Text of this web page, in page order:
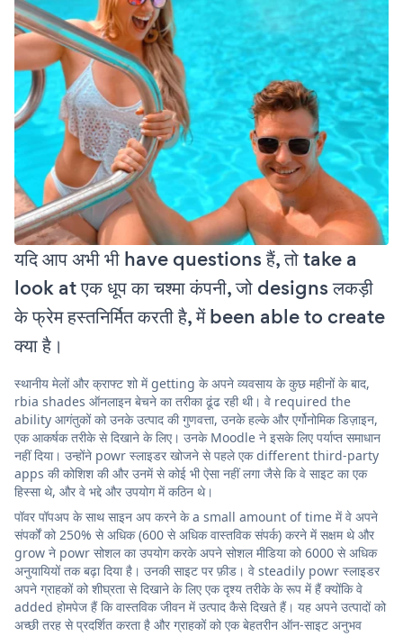
यदि आप अभी भी have questions हैं, तो take a
look at एक धूप का चश्मा कंपनी, जो designs लकड़ी
के फ्रेम हस्तनिर्मित करती है, में been able to create
क्या है।
स्थानीय मेलों और क्राफ्ट शो में getting के अपने व्यवसाय के कुछ महीनों के बाद,
rbia shades ऑनलाइन बेचने का तरीका ढूंढ रही थी। वे required the
ability आगंतुकों को उनके उत्पाद की गुणवत्ता, उनके हल्के और एर्गोनोमिक डिज़ाइन,
एक आकर्षक तरीके से दिखाने के लिए। उनके Moodle ने इसके लिए पर्याप्त समाधान
नहीं दिया। उन्होंने powr स्लाइडर खोजने से पहले एक different third-party
apps की कोशिश की और उनमें से कोई भी ऐसा नहीं लगा जैसे कि वे साइट का एक
हिस्सा थे, और वे भद्दे और उपयोग में कठिन थे।
पॉवर पॉपअप के साथ साइन अप करने के a small amount of time में वे अपने
संपर्कों को 250% से अधिक (600 से अधिक वास्तविक संपर्क) करने में सक्षम थे और
grow ने powr सोशल का उपयोग करके अपने सोशल मीडिया को 6000 से अधिक
अनुयायियों तक बढ़ा दिया है। उनकी साइट पर फ़ीड। वे steadily powr स्लाइडर
अपने ग्राहकों को शीघ्रता से दिखाने के लिए एक दृश्य तरीके के रूप में हैं क्योंकि वे
added होमपेज हैं कि वास्तविक जीवन में उत्पाद कैसे दिखते हैं। यह अपने उत्पादों को
अच्छी तरह से प्रदर्शित करता है और ग्राहकों को एक बेहतरीन ऑन-साइट अनुभव